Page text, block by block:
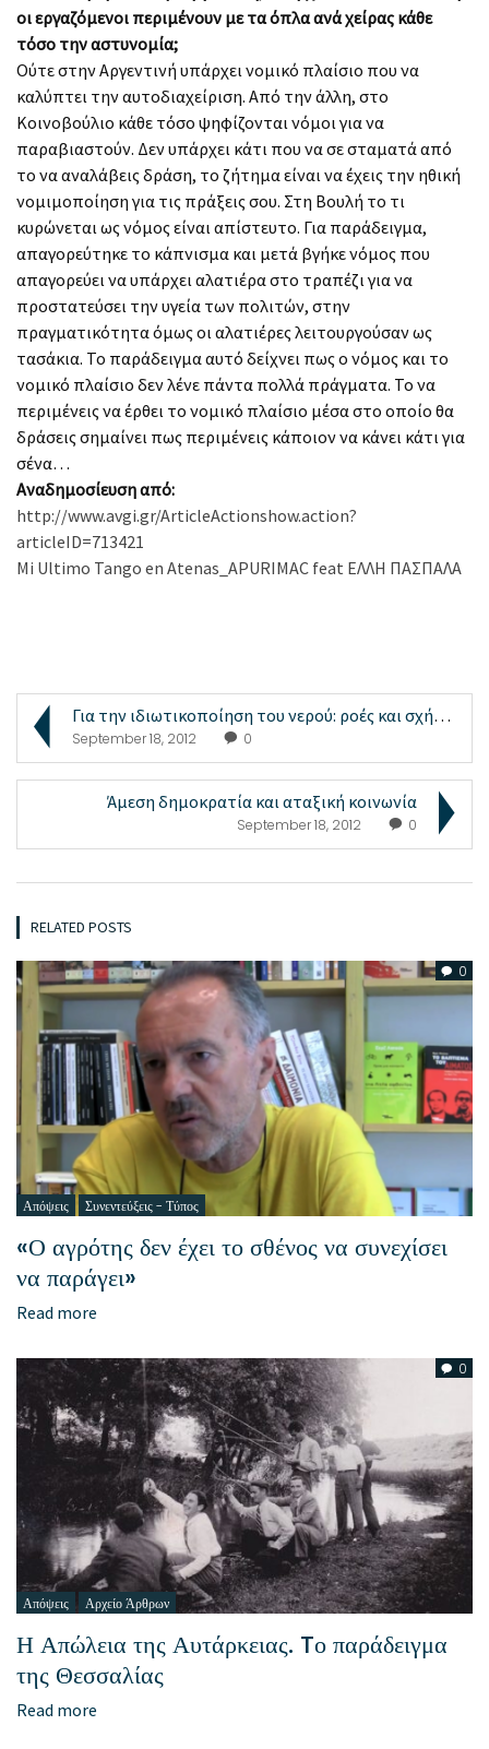
οι εργαζόμενοι περιμένουν με τα όπλα ανά χείρας κάθε
τόσο την αστυνομία;
Oύτε στην Αργεντινή υπάρχει νομικό πλαίσιο που να
καλύπτει την αυτοδιαχείριση. Από την άλλη, στο
Κοινοβούλιο κάθε τόσο ψηφίζονται νόμοι για να
παραβιαστούν. Δεν υπάρχει κάτι που να σε σταματά από
το να αναλάβεις δράση, το ζήτημα είναι να έχεις την ηθική
νομιμοποίηση για τις πράξεις σου. Στη Βουλή το τι
κυρώνεται ως νόμος είναι απίστευτο. Για παράδειγμα,
απαγορεύτηκε το κάπνισμα και μετά βγήκε νόμος που
απαγορεύει να υπάρχει αλατιέρα στο τραπέζι για να
προστατεύσει την υγεία των πολιτών, στην
πραγματικότητα όμως οι αλατιέρες λειτουργούσαν ως
τασάκια. Το παράδειγμα αυτό δείχνει πως ο νόμος και το
νομικό πλαίσιο δεν λένε πάντα πολλά πράγματα. Το να
περιμένεις να έρθει το νομικό πλαίσιο μέσα στο οποίο θα
δράσεις σημαίνει πως περιμένεις κάποιον να κάνει κάτι για
σένα…
Αναδημοσίευση από:
http://www.avgi.gr/ArticleActionshow.action?
articleID=713421
Mi Ultimo Tango en Atenas_APURIMAC feat ΕΛΛΗ ΠΑΣΠΑΛΑ
Για την ιδιωτικοποίηση του νερού: ροές και σχήματα
September 18, 2012 0
Άμεση δημοκρατία και αταξική κοινωνία
September 18, 2012 0
RELATED POSTS
0
Απόψεις Συνεντεύξεις - Τύπος
«Ο αγρότης δεν έχει το σθένος να συνεχίσει
να παράγει»
Read more
0
Απόψεις Αρχείο Άρθρων
Η Απώλεια της Αυτάρκειας. Tο παράδειγμα
της Θεσσαλίας
Read more